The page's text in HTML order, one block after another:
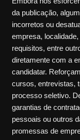
da publicação,
incorretos ou
empresa,
requisitos, entre
diretamente com a
candidatar.
cursos, entrevistas,
processo seletivo.
garantias de
pessoais ou outros
promessas de